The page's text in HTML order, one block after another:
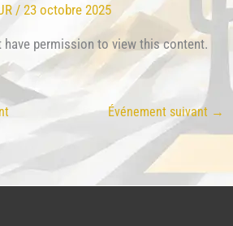
/23 octobre 2025
have permission to view this content.
Événement suivant →